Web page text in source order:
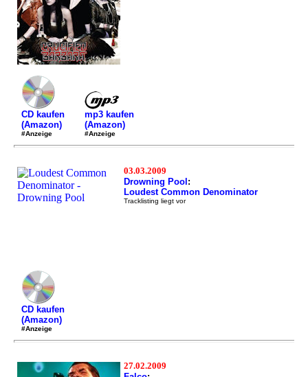
CD kaufen
(Amazon)
#Anzeige
mp3 kaufen
(Amazon)
#Anzeige
03.03.2009
Drowning Pool :
Loudest Common Denominator
Tracklisting liegt vor
CD kaufen
(Amazon)
#Anzeige
27.02.2009